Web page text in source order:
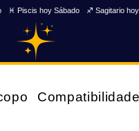
♓ Piscis hoy Sábado ♐ Sagitario